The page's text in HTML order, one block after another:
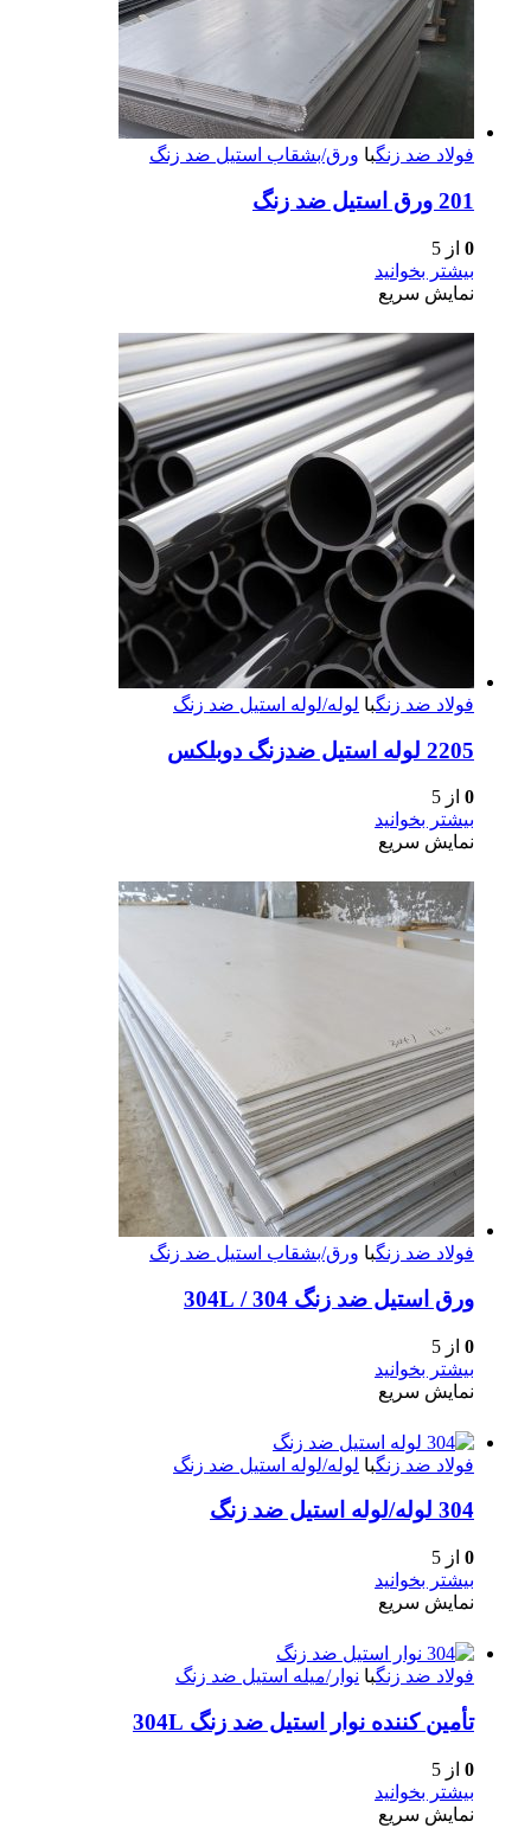
فولاد ضد زنگبا ورق/بشقاب استیل ضد زنگ
201 ورق استیل ضد زنگ
0 از 5
بیشتر بخوانید
نمایش سریع
فولاد ضد زنگبا لوله/لوله استیل ضد زنگ
2205 لوله استیل ضدزنگ دوبلکس
0 از 5
بیشتر بخوانید
نمایش سریع
فولاد ضد زنگبا ورق/بشقاب استیل ضد زنگ
ورق استیل ضد زنگ 304 / 304L
0 از 5
بیشتر بخوانید
نمایش سریع
فولاد ضد زنگبا لوله/لوله استیل ضد زنگ
304 لوله/لوله استیل ضد زنگ
0 از 5
بیشتر بخوانید
نمایش سریع
فولاد ضد زنگبا نوار/میله استیل ضد زنگ
تأمین کننده نوار استیل ضد زنگ 304L
0 از 5
بیشتر بخوانید
نمایش سریع